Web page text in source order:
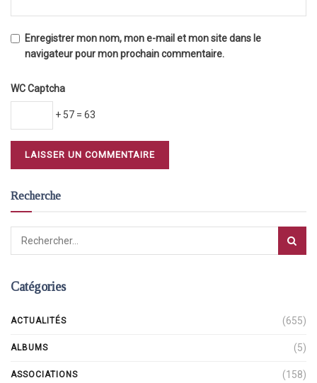
Enregistrer mon nom, mon e-mail et mon site dans le
navigateur pour mon prochain commentaire.
WC Captcha
+ 57 = 63
Recherche
Catégories
ACTUALITÉS (655)
ALBUMS (5)
ASSOCIATIONS (158)